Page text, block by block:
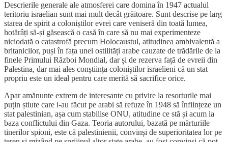
Descrierile generale ale atmosferei care domina în 1947 actualul
teritoriu israelian sunt mai mult decât grăitoare. Sunt descrise pe larg
starea de spirit a coloniștilor evrei care veniseră din toată lumea,
hotărâți să-și găsească o casă în care să nu mai experimenteze
niciodată o catastrofă precum Holocaustul, atitudinea ambivalentă a
britanicilor, puși în fața unei ostilități arabe cauzate de trădările de la
finele Primului Război Mondial, dar și de rezerva față de evreii din
Palestina, dar mai ales conștiința coloniștilor israelieni că un stat
propriu este un ideal pentru care merită să sacrifice orice.
Apar amănunte extrem de interesante cu privire la resorturile mai
puțin știute care i-au făcut pe arabi să refuze în 1948 să înființeze un
stat palestinian, așa cum stabilise ONU, atitudine ce stă și acum la
baza conflictului din Gaza. Teoria autorului, bazată pe mărturiile
tinerilor spioni, este că palestinienii, convinși de superioritatea lor pe